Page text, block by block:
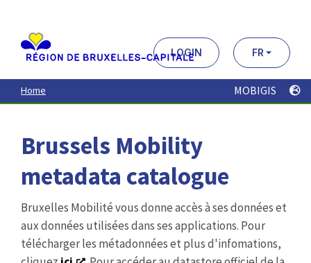
contenu
principal
LOGIN FR
Home MOBIGIS
Brussels Mobility
metadata catalogue
Bruxelles Mobilité vous donne accès à ses données et
aux données utilisées dans ses applications. Pour
télécharger les métadonnées et plus d'infomations,